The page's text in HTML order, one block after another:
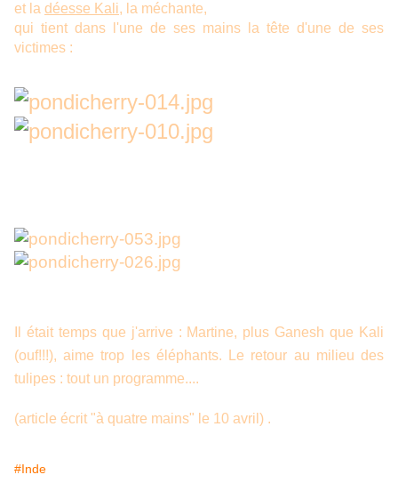
et la déesse Kali, la méchante,
qui tient dans l'une de ses mains la tête d'une de ses
victimes :
Il était temps que j'arrive : Martine, plus Ganesh que Kali
(ouf!!!), aime trop les éléphants. Le retour au milieu des
tulipes : tout un programme....
(article écrit "à quatre mains" le 10 avril) .
#Inde